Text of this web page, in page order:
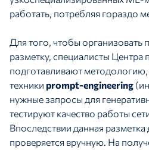
работать, потребляя гораздо
Для того, чтобы организовать
разметку, специалисты Центра
подготавливают
техники prompt-engineering
нужные запросы для
тестируют качество работы
Впоследствии данная
проверяется вручную. На